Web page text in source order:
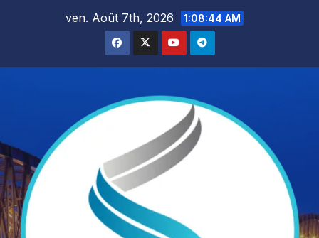
ven. Août 7th, 2026 1:08:45 AM